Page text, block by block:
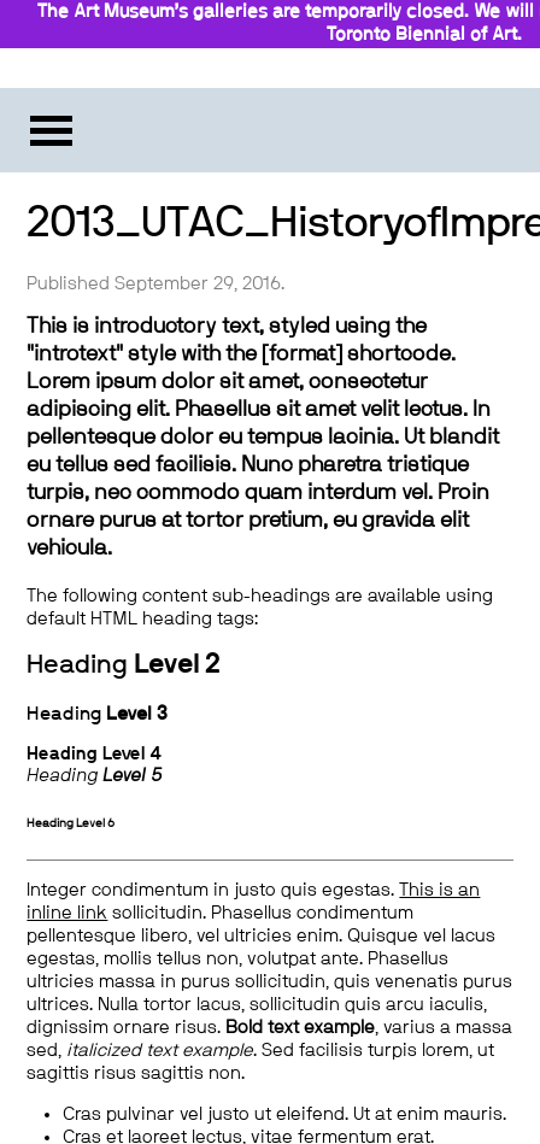
The Art Museum’s galleries are temporarily closed. We
Toronto Biennial of Art.
Published September 29, 2016.
This is introductory text, styled using the
"introtext" style with the [format] shortcode.
Lorem ipsum dolor sit amet, consectetur
adipiscing elit. Phasellus sit amet velit lectus. In
pellentesque dolor eu tempus lacinia. Ut blandit
eu tellus sed facilisis. Nunc pharetra tristique
turpis, nec commodo quam interdum vel. Proin
ornare purus at tortor pretium, eu gravida elit
vehicula.
The following content sub-headings are available using
default HTML heading tags:
Heading Level 2
Heading Level 3
Heading Level 4
HeadingLevel 5
Heading Level 6
Integer condimentum in justo quis egestas.
This is an
inline link sollicitudin. Phasellus condimentum
pellentesque libero, vel ultricies enim. Quisque vel lacus
egestas, mollis tellus non, volutpat ante. Phasellus
ultricies massa in purus sollicitudin, quis venenatis purus
ultrices. Nulla tortor lacus, sollicitudin quis arcu iaculis,
dignissim ornare risus. Bold text example, varius a massa
sed, italicized text example. Sed facilisis turpis lorem, ut
sagittis risus sagittis non.
Cras pulvinar vel justo ut eleifend. Ut at enim mauris.
Cras et laoreet lectus, vitae fermentum erat.